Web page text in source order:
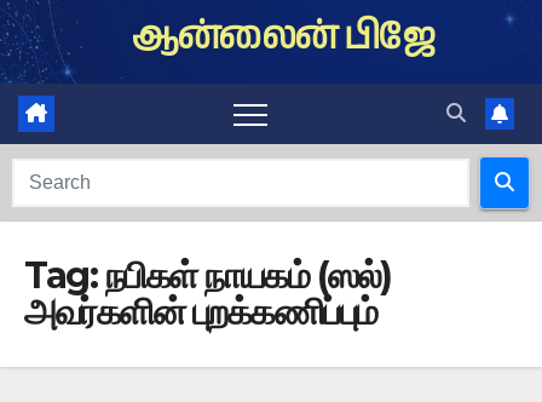
Skip
to
content
ஆன்லைன் பிஜே
Tag:நபிகள் நாயகம் (ஸல்)
அவர்களின் புறக்கணிப்பும்